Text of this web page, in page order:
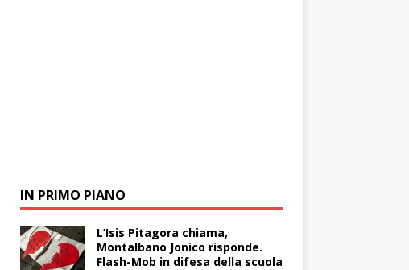
IN PRIMO PIANO
L’Isis Pitagora chiama,
Montalbano Jonico risponde.
Flash-Mob in difesa della scuola